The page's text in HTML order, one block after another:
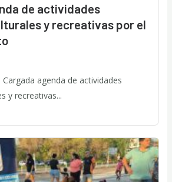
de actividades
y recreativas por el
agenda de actividades
y recreativas...